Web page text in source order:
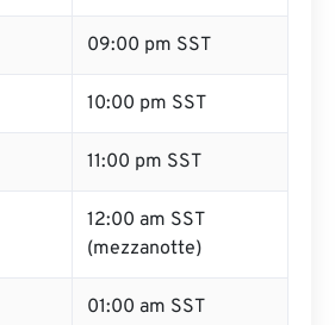
09:00 pm SST
10:00 pm SST
11:00 pm SST
12:00 am SST
(mezzanotte)
01:00 am SST